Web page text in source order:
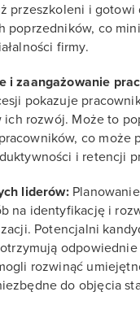
przeszkoleni i gotowi
poprzedników, co
firmy.
i zaangażowanie
pokazuje
rozwój. Może to
co może
i retencji
liderów:
na identyfikację i
Potencjalni
rozwinąć
do objęcia